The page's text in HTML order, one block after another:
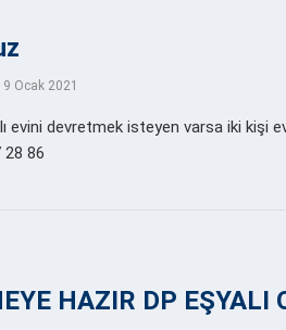
9 Ocak 2021
evini devretmek isteyen varsa iki kişi
28 86
HAZIR DP EŞYALI